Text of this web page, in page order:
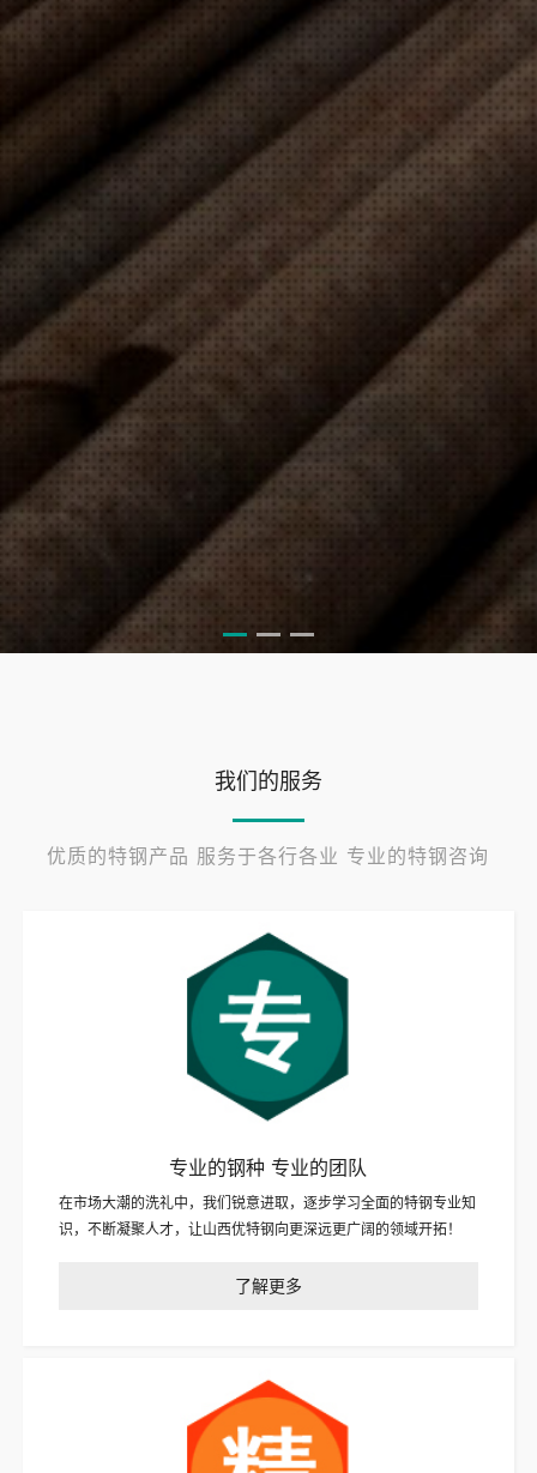
我们的服务
优质的特钢产品 服务于各行各业 专业的特钢咨询
专业的钢种 专业的团队
在市场大潮的洗礼中，我们锐意进取，逐步学习全面的特钢专业知
识，不断凝聚人才，让山西优特钢向更深远更广阔的领域开拓！
了解更多